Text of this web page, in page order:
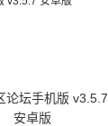
论坛手机版 v3.5.7
安卓版